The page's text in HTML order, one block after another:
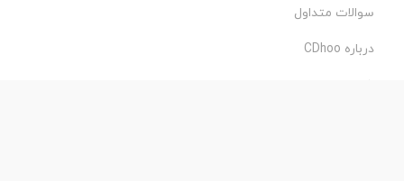
سوالات متداول
درباره CDhoo